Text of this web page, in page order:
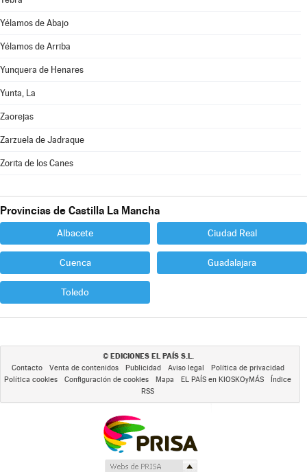
Yélamos de Abajo
Yélamos de Arriba
Yunquera de Henares
Yunta, La
Zaorejas
Zarzuela de Jadraque
Zorita de los Canes
Provincias de Castilla La Mancha
Albacete Ciudad Real
Cuenca Guadalajara
Toledo
© EDICIONES EL PAÍS S.L.
Contacto Venta de contenidos Publicidad Aviso legal
Política de privacidad
Política cookies
Configuración de cookies Mapa EL PAÍS en KIOSKOyMÁS
Índice
RSS